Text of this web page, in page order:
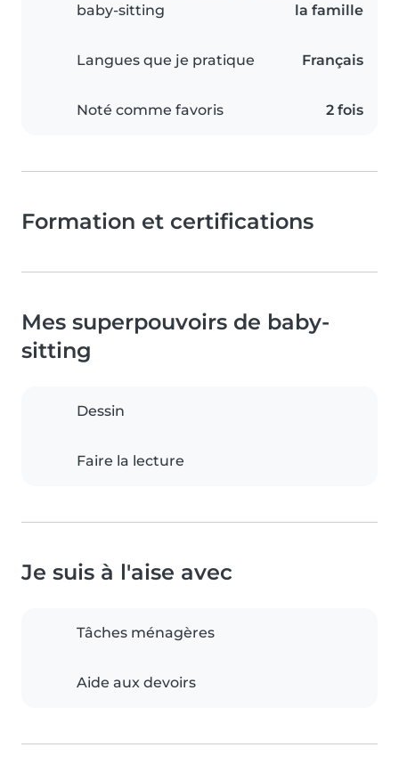
baby-sitting
la famille
Langues que je pratique Français
Noté comme favoris 2 fois
Formation et certifications
Mes superpouvoirs de baby-
sitting
Dessin
Faire la lecture
Je suis à l'aise avec
Tâches ménagères
Aide aux devoirs